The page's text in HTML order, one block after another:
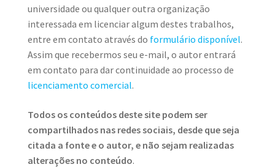
universidade ou qualquer outra organização
interessada em licenciar algum destes trabalhos,
entre em contato através do formulário disponível.
Assim que recebermos seu e-mail, o autor entrará
em contato para dar continuidade ao processo de
licenciamento comercial.
Todos os conteúdos deste site podem ser
compartilhados nas redes sociais, desde que seja
citada a fonte e o autor, e não sejam realizadas
alterações no conteúdo.